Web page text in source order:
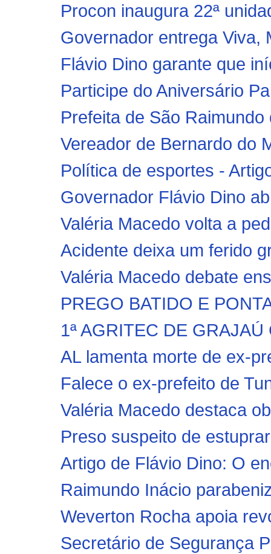
Procon inaugura 22ª
Governador entrega Viva,
Flávio Dino garante que
Participe do Aniversário
Prefeita de São
Vereador de Bernardo do
Política de esportes -
Governador Flávio Dino
Valéria Macedo volta a
Acidente deixa um ferido
Valéria Macedo debate
PREGO BATIDO E
1ª AGRITEC DE
AL lamenta morte de ex-
Falece o ex-prefeito de
Valéria Macedo destaca
Preso suspeito de
Artigo de Flávio Dino: O
Raimundo Inácio
Weverton Rocha apoia
Secretário de Segurança